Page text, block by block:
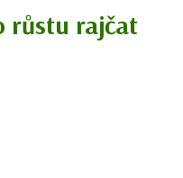
růstu rajčat